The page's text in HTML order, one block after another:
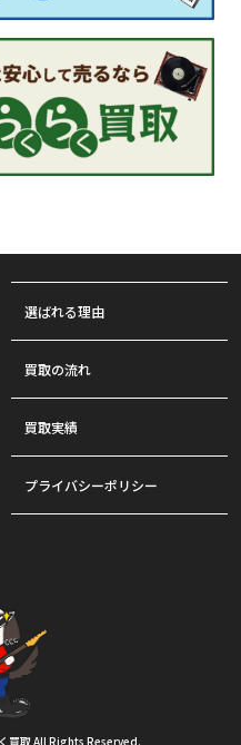
選ばれる理由
買取の流れ
買取実績
プライバシーポリシー
買取 All Rights Reserved.